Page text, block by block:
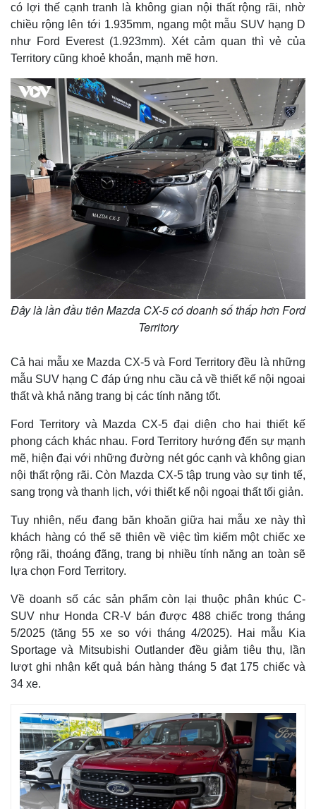
có lợi thế cạnh tranh là không gian nội thất rộng rãi, nhờ
chiều rộng lên tới 1.935mm, ngang một mẫu SUV hạng D
như Ford Everest (1.923mm). Xét cảm quan thì vẻ của
Territory cũng khoẻ khoắn, mạnh mẽ hơn.
Đây là lần đầu tiên Mazda CX-5 có doanh số thấp hơn Ford
Territory
Cả hai mẫu xe Mazda CX-5 và Ford Territory đều là những
mẫu SUV hạng C đáp ứng nhu cầu cả về thiết kế nội ngoai
thất và khả năng trang bị các tính năng tốt.
Ford Territory và Mazda CX-5 đại diện cho hai thiết kế
phong cách khác nhau. Ford Territory hướng đến sự mạnh
mẽ, hiện đại với những đường nét góc cạnh và không gian
nội thất rộng rãi. Còn Mazda CX-5 tập trung vào sự tinh tế,
sang trọng và thanh lịch, với thiết kế nội ngoại thất tối giản.
Tuy nhiên, nếu đang băn khoăn giữa hai mẫu xe này thì
khách hàng có thể sẽ thiên về việc tìm kiếm một chiếc xe
rộng rãi, thoáng đãng, trang bị nhiều tính năng an toàn sẽ
lựa chọn Ford Territory.
Về doanh số các sản phẩm còn lại thuộc phân khúc C-
SUV như Honda CR-V bán được 488 chiếc trong tháng
5/2025 (tăng 55 xe so với tháng 4/2025). Hai mẫu Kia
Sportage và Mitsubishi Outlander đều giảm tiêu thụ, lần
lượt ghi nhận kết quả bán hàng tháng 5 đạt 175 chiếc và
34 xe.